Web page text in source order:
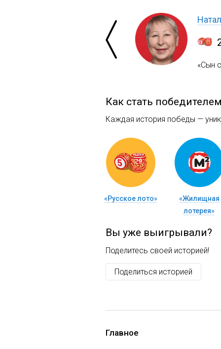
«Сын
Как стать
Каждая история победы —
«Русское лото»
«Жилищная
лотерея»
Вы уже выигрывали?
Поделитесь своей историей!
Поделиться историей
Главное